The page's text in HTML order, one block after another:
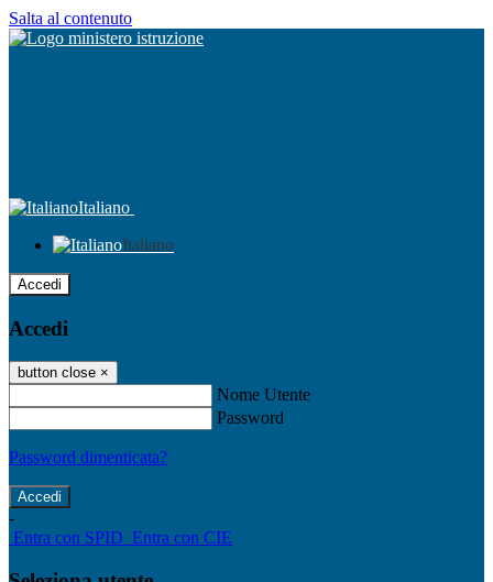
Salta al contenuto
Italiano
Italiano
Accedi
Accedi
button close ×
Nome Utente
Password
Password dimenticata?
-
Entra con SPID Entra con CIE